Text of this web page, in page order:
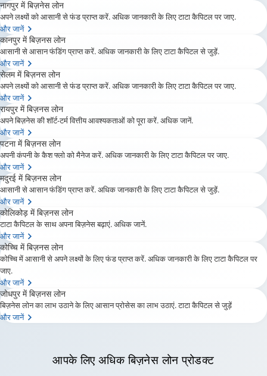
नागपुर में बिज़नेस लोन
अपने लक्ष्यों को आसानी से फंड प्राप्त करें. अधिक जानकारी के लिए टाटा कैपिटल पर जाए.
और जानें
कानपुर में बिज़नस लोन
आसानी से आसान फंडिंग प्राप्त करें. अधिक जानकारी के लिए टाटा कैपिटल से जुड़ें.
और जानें
सेलम में बिज़नस लोन
अपने लक्ष्यों को आसानी से फंड प्राप्त करें. अधिक जानकारी के लिए टाटा कैपिटल पर जाए.
और जानें
रायपुर में बिज़नस लोन
अपने बिज़नेस की शॉर्ट-टर्म वित्तीय आवश्यकताओं को पूरा करें. अधिक जानें.
और जानें
पटना में बिज़नस लोन
अपनी कंपनी के कैश फ्लो को मैनेज करें. अधिक जानकारी के लिए टाटा कैपिटल पर जाए.
और जानें
मदुरई में बिज़नस लोन
आसानी से आसान फंडिंग प्राप्त करें. अधिक जानकारी के लिए टाटा कैपिटल से जुड़ें.
और जानें
कोलिकोड़ में बिज़नस लोन
टाटा कैपिटल के साथ अपना बिज़नेस बढ़ाएं. अधिक जानें.
और जानें
कोच्चि में बिज़नस लोन
कोच्चि में आसानी से अपने लक्ष्यों के लिए फंड प्राप्त करें. अधिक जानकारी के लिए टाटा कैपिटल पर
जाए.
और जानें
जोधपुर में बिज़नस लोन
बिज़नेस लोन का लाभ उठाने के लिए आसान प्रोसेस का लाभ उठाएं. टाटा कैपिटल से जुड़ें
और जानें
आपकेलिए अधिक बिज़नेस लोन प्रोडक्ट